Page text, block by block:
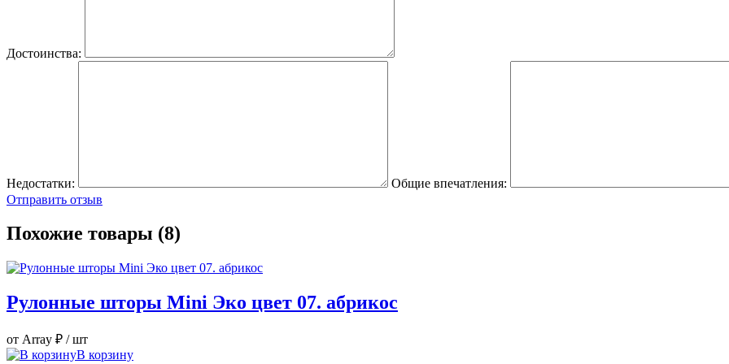
Достоинства:
Недостатки: Общие впечатления:
Отправить отзыв
Похожие товары (8)
Рулонные шторы Mini Эко цвет 07. абрикос
от Array ₽ / шт
В корзину